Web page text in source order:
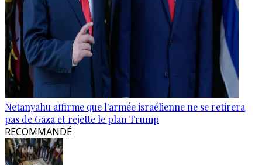
Netanyahu affirme que l'armée israélienne ne se retirera
pas de Gaza et rejette le plan Trump
RECOMMANDÉ